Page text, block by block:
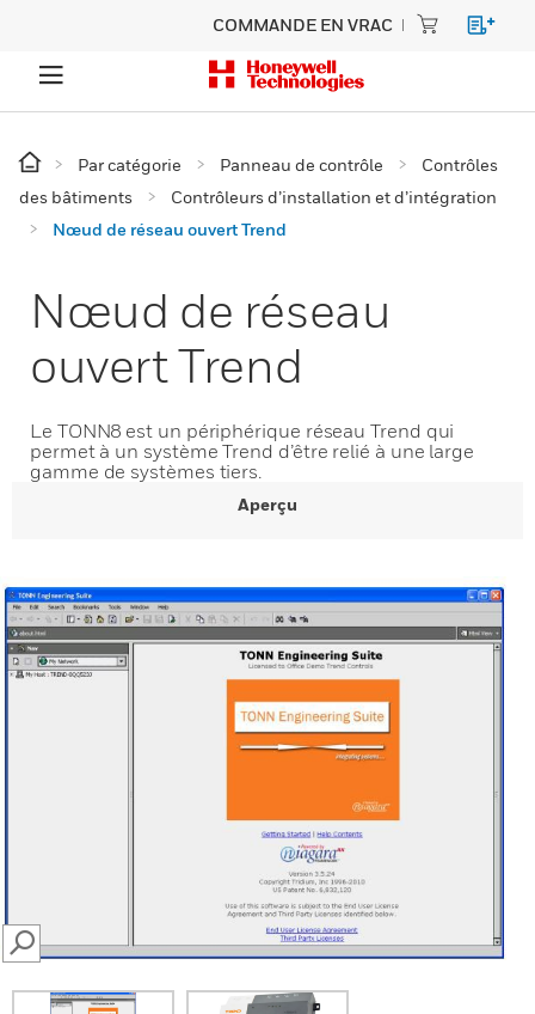
COMMANDE EN VRAC
Par catégorie Panneau de contrôle
Contrôles
des bâtiments
Contrôleurs d’installation et d’intégration
Nœud de réseau ouvert Trend
Nœud de réseau
ouvert Trend
Le TONN8 est un périphérique réseau Trend qui
permet à un système Trend d’être relié à une large
gamme de systèmes tiers.
Aperçu
SEARCH